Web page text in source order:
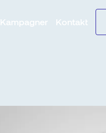
Kampagner Kontakt